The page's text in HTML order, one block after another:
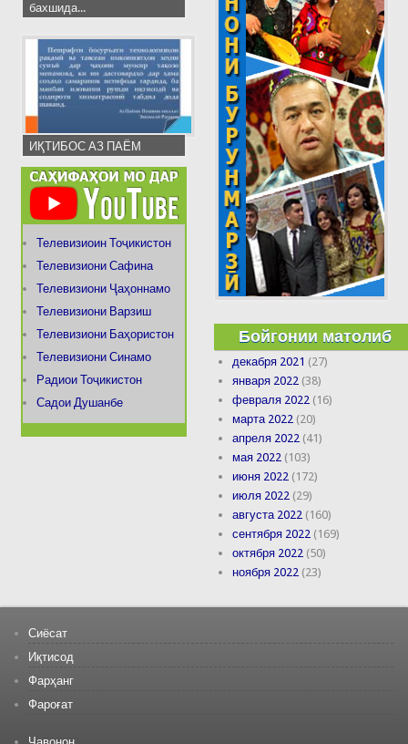
бахшида...
ИҚТИБОС АЗ ПАЁМ
Телевизиоин Тоҷикистон
Телевизиони Сафина
Телевизиони Ҷаҳоннамо
Телевизиони Варзиш
Телевизиони Баҳористон
Телевизиони Синамо
Радиои Тоҷикистон
Садои Душанбе
Бойгонии матолиб
декабря 2021 (27)
января 2022 (38)
февраля 2022 (16)
марта 2022 (20)
апреля 2022 (41)
мая 2022 (103)
июня 2022 (172)
июля 2022 (29)
августа 2022 (160)
сентября 2022 (169)
октября 2022 (50)
ноября 2022 (23)
Сиёсат
Иқтисод
Фарҳанг
Фароғат